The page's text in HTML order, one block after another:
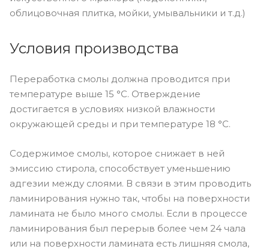
облицовочная плитка, мойки, умывальники и т.д.)
Условия производства
Переработка смолы должна проводится при
температуре выше 15 °C. Отверждение
достигается в условиях низкой влажности
окружающей среды и при температуре 18 °С.
Содержимое смолы, которое снижает в ней
эмиссию стирола, способствует уменьшению
адгезии между слоями. В связи в этим проводить
ламинирования нужно так, чтобы на поверхности
ламината не было много смолы. Если в процессе
ламинирования был перерыв более чем 24 чала
или на поверхности ламината есть лишняя смола,